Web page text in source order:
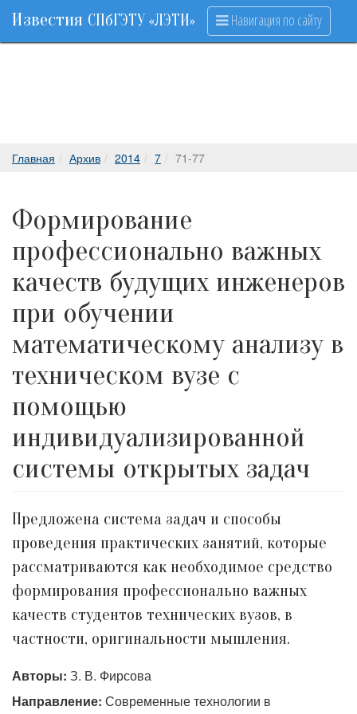
Известия СПбГЭТУ «ЛЭТИ» Навигация по сайту
Главная Архив 2014 7 71-77
Формирование
профессионально важных
качеств будущих инженеров
при обучении
математическому анализу в
техническом вузе с
помощью
индивидуализированной
системы открытых задач
Предложена система задач и способы
проведения практических занятий, которые
рассматриваются как необходимое средство
формирования профессионально важных
качеств студентов технических вузов, в
частности, оригинальности мышления.
Авторы: З. В. Фирсова
Направление: Современные технологии в